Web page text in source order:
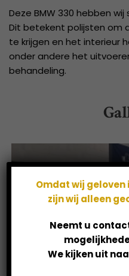
Deze BMW 330 hebben
Dit betekent polijsten om
te krijgen en het interieur
onder andere het
behandeling.
Omdat wij
zijn wij alleen
Neemt u
We kijken uit